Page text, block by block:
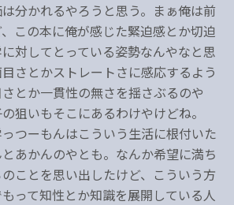
分かれるやろうと思う。まぁ俺は前
この本に俺が感じた緊迫感とか切迫
対してとっている姿勢なんやなと思
さとかストレートさに感応するよう
とか一貫性の無さを揺さぶるのや
狙いもそこにあるわけやけどね。
つーもんはこういう生活に根付いた
あかんのやとも。なんか希望に満ち
ことを思い出したけど、こういう方
って知性とか知識を展開している人